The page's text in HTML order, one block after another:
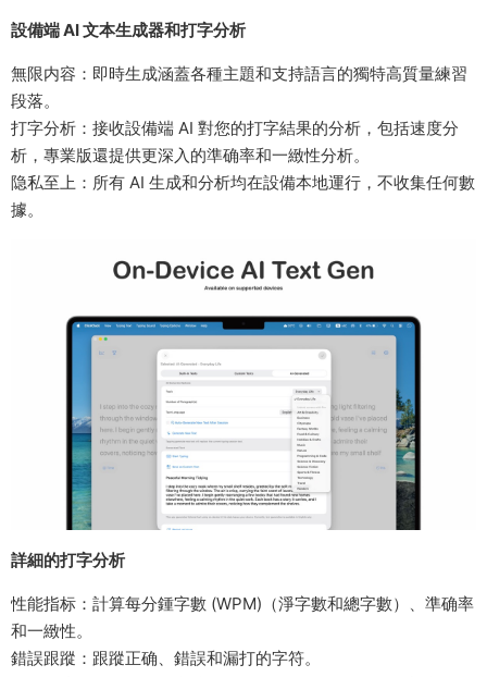
設備端 AI 文本生成器和打字分析
無限内容：即時生成涵蓋各種主題和支持語言的獨特高質量練習
段落。
打字分析：接收設備端 AI 對您的打字結果的分析，包括速度分
析，專業版還提供更深入的準确率和一緻性分析。
隐私至上：所有 AI 生成和分析均在設備本地運行，不收集任何數
據。
詳細的打字分析
性能指标：計算每分鍾字數 (WPM)（淨字數和總字數）、準确率
和一緻性。
錯誤跟蹤：跟蹤正确、錯誤和漏打的字符。